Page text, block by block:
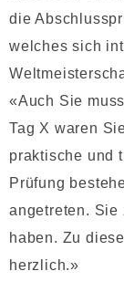
die
welches sich
«Auch Sie
Tag X waren
praktische und
Prüfung
angetreten. Sie
haben. Zu
herzlich.»